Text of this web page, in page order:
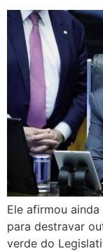
Ele afirmou
para destravar
verde do